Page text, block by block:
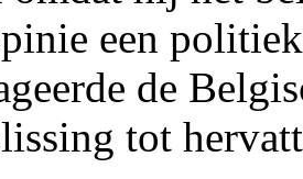
een
de
tot